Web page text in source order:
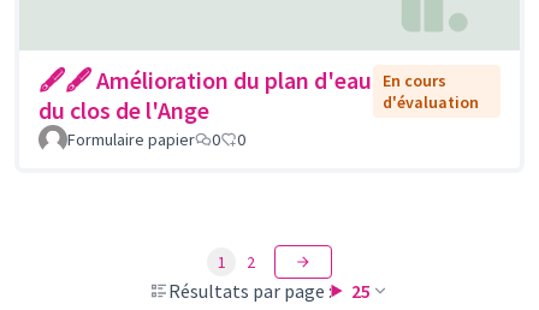
🖋🖋 Amélioration du plan d'eau
du clos de l'Ange
En cours
d'évaluation
Formulaire papier
0 0
Résultats par page : 25
1 2